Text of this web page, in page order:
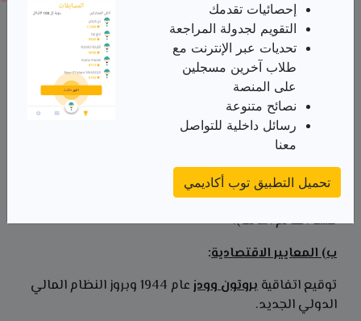
من الأستاذ(ة) زغبة عبد المالك
معايير تشكل العالم بعد الحرب العالمية الثانية
ا) المعايير التاريخية
استمرار الصراع الدولي بين الشرق الاشتراكي والغرب
الرأسمالي.
تأسيس الأمم المتحدة كأداة لتنظيم العلاقات الدولية وحل
النزاعات سلميا.
نجاح حركات التحرر في تحقيق الاستقلال السياسي (بروز
كتلة العالم الثالث).
ب) المعايير الاقتصادية:
توقيع اتفاقية بروتون وودز
عام 1944 وبروز النظام المالي
الدولي الجديد.
إحصائيات تقدمك
التقويم لجدولة المراجعة
تحديات عبر الإنترنت مع
طلاب آخرين مسجلين
على المنصة
نصائح متنوعة
رسائل داخلية للتواصل
معنا
تحميل التطبيق توب أكاديمي